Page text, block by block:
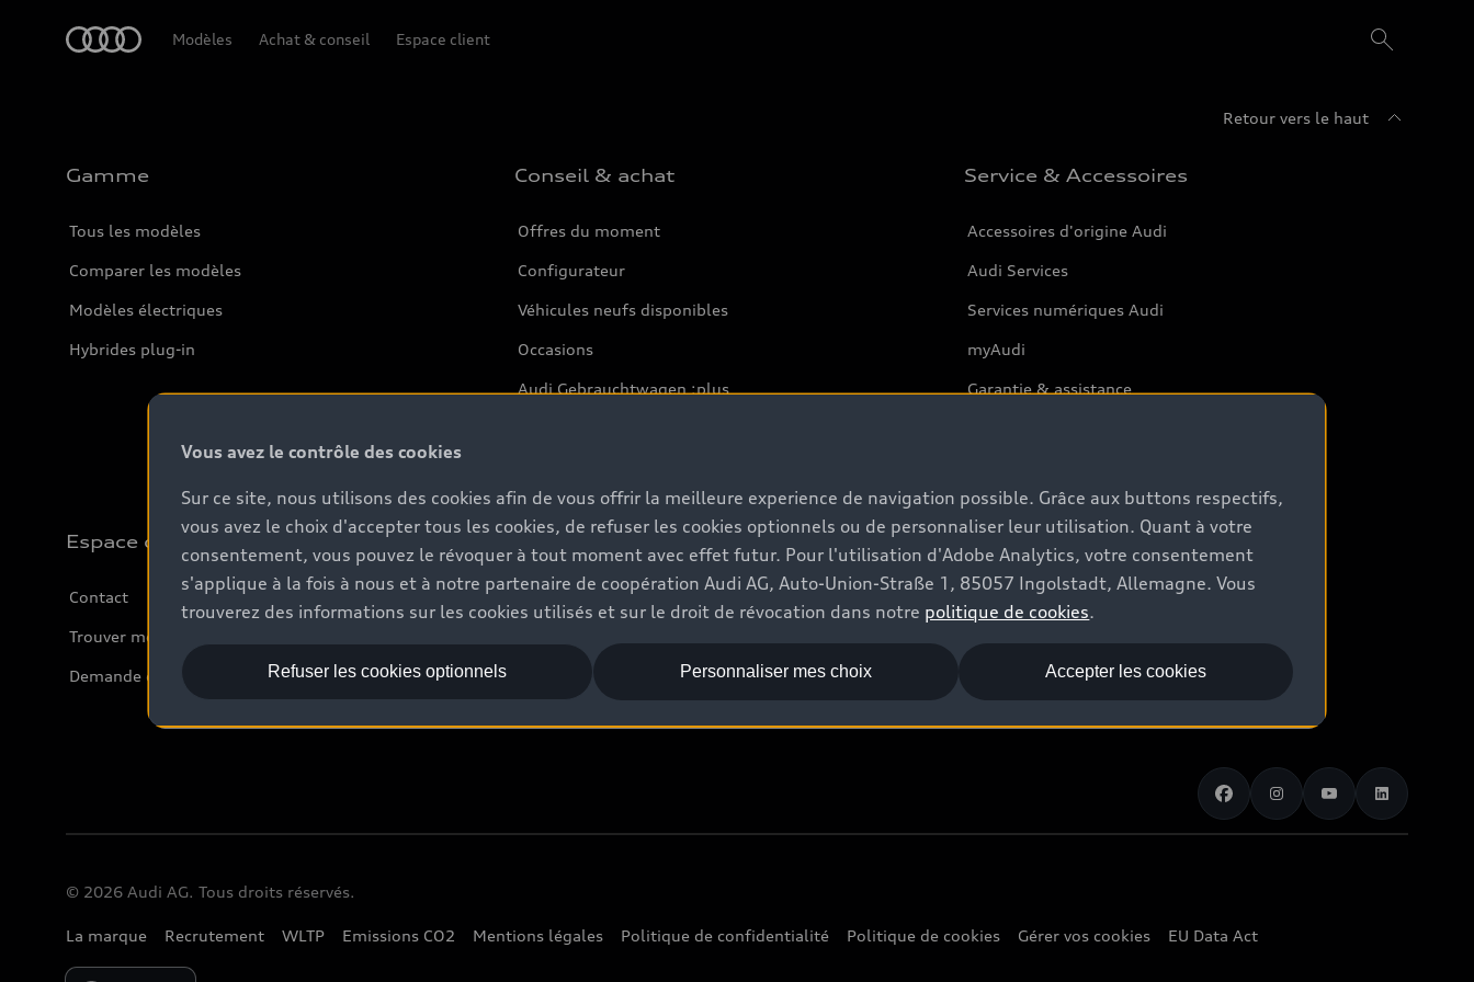
Modèles Achat & conseil Espace client
Retour vers le haut
Gamme
Tous les modèles
Comparer les modèles
Modèles électriques
Hybrides plug-in
Conseil & achat
Offres du moment
Configurateur
Véhicules neufs disponibles
Occasions
Audi Gebrauchtwagen :plus
Service & Accessoires
Accessoires d'origine Audi
Audi Services
Services numériques Audi
myAudi
Garantie & assistance
Espace client
Contact
Trouver mon partenaire Audi
Demande d'essai
Audi World
Stories of Progress
Stories of Luxembourg
© 2026 Audi AG. Tous droits réservés.
La marque Recrutement WLTP Emissions CO2 Mentions légales Politique de confidentialité Politique de cookies Gérer vos cookies EU Data Act
Please select country
Vous avez le contrôle des cookies
Sur ce site, nous utilisons des cookies afin de vous offrir la meilleure experience de navigation possible. Grâce aux buttons respectifs,
vous avez le choix d'accepter tous les cookies, de refuser les cookies optionnels ou de personnaliser leur utilisation. Quant à votre
consentement, vous pouvez le révoquer à tout moment avec effet futur. Pour l'utilisation d'Adobe Analytics, votre consentement
s'applique à la fois à nous et à notre partenaire de coopération Audi AG, Auto-Union-Straße 1, 85057 Ingolstadt, Allemagne. Vous
trouverez des informations sur les cookies utilisés et sur le droit de révocation dans notre politique de cookies.
Accepter les cookies
Refuser les cookies optionnels Personnaliser mes choix